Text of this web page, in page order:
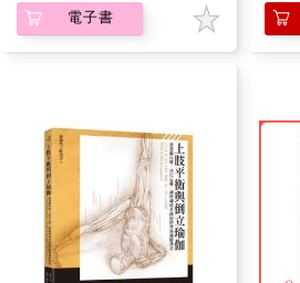
電子書